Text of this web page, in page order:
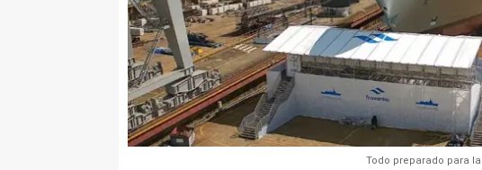
Todo preparado para